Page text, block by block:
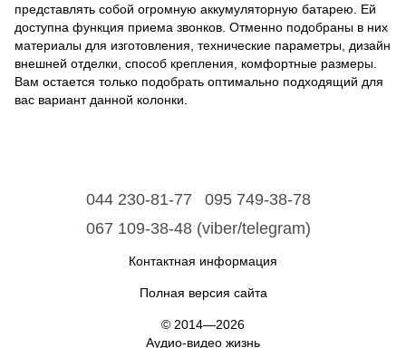
представлять собой огромную аккумуляторную батарею. Ей
доступна функция приема звонков. Отменно подобраны в них
материалы для изготовления, технические параметры, дизайн
внешней отделки, способ крепления, комфортные размеры.
Вам остается только подобрать оптимально подходящий для
вас вариант данной колонки.
044 230-81-77
095 749-38-78
067 109-38-48 (viber/telegram)
Контактная информация
Полная версия сайта
© 2014—2026
Аудио-видео жизнь